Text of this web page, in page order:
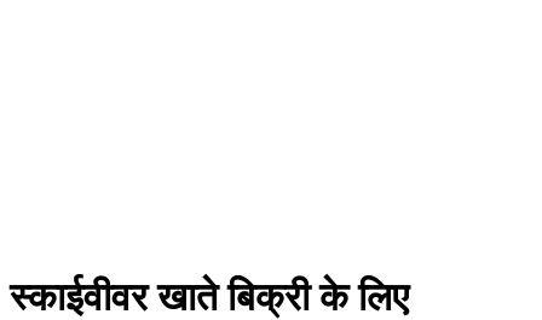
स्काईवीवर खाते बिक्री के लिए